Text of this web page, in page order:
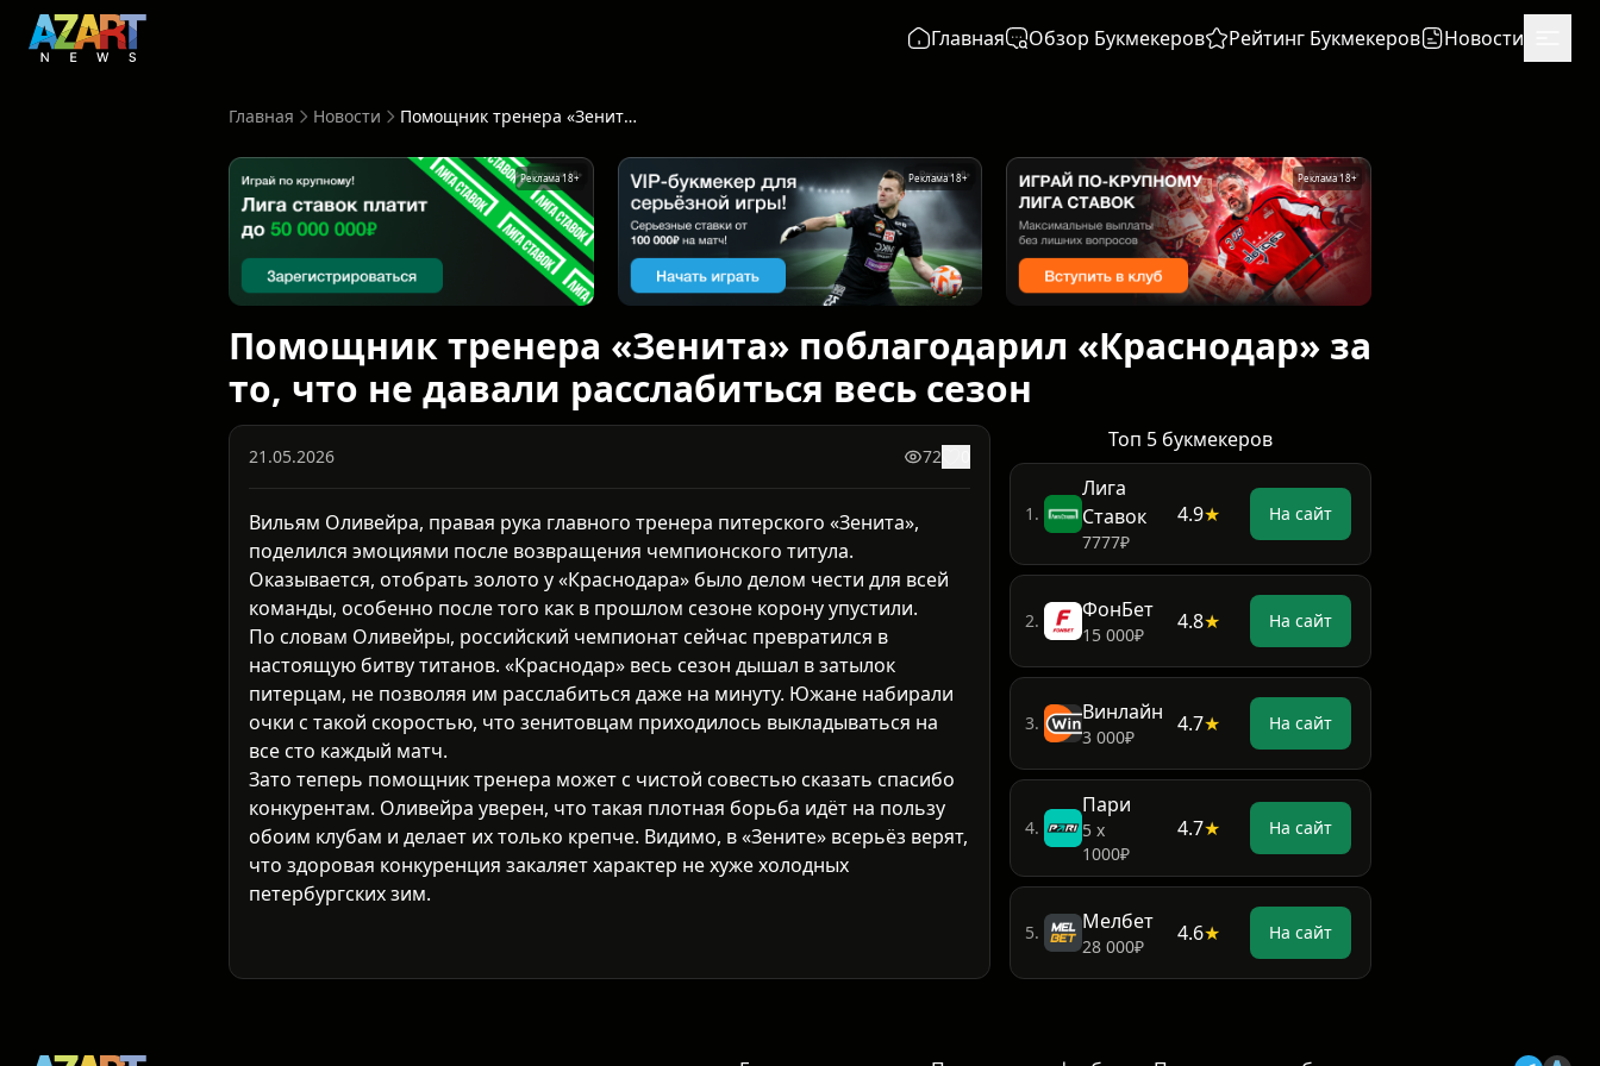
Главная Обзор Букмекеров Рейтинг Букмекеров Новости
Главная Новости Помощник тренера «Зенита» поблагодарил «Краснодар» за то, что не давали расслабиться весь сезон
Реклама 18+ Реклама 18+ Реклама 18+
Помощник тренера «Зенита» поблагодарил «Краснодар» за
то, что не давали расслабиться весь сезон
21.05.2026 72
Вильям Оливейра, правая рука главного тренера питерского «Зенита»,
поделился эмоциями после возвращения чемпионского титула.
Оказывается, отобрать золото у «Краснодара» было делом чести для всей
команды, особенно после того как в прошлом сезоне корону упустили.
По словам Оливейры, российский чемпионат сейчас превратился в
настоящую битву титанов. «Краснодар» весь сезон дышал в затылок
питерцам, не позволяя им расслабиться даже на минуту. Южане набирали
очки с такой скоростью, что зенитовцам приходилось выкладываться на
все сто каждый матч.
Зато теперь помощник тренера может с чистой совестью сказать спасибо
конкурентам. Оливейра уверен, что такая плотная борьба идёт на пользу
обоим клубам и делает их только крепче. Видимо, в «Зените» всерьёз верят,
что здоровая конкуренция закаляет характер не хуже холодных
петербургских зим.
Топ 5 букмекеров
1.
Лига
Ставок
7777₽
4.9★ На сайт
2. ФонБет
15 000₽
4.8★ На сайт
3. Винлайн
3 000₽
4.7★ На сайт
4.
Пари
5 х
1000₽
4.7★ На сайт
5. Мелбет
28 000₽
4.6★ На сайт